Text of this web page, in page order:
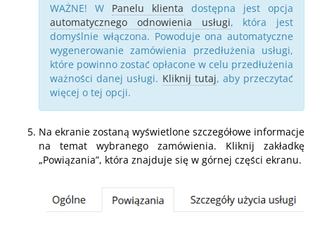
WAŻNE! W Panelu klienta dostępna jest opcja
automatycznego odnowienia usługi, która jest
domyślnie włączona. Powoduje ona automatyczne
wygenerowanie zamówienia przedłużenia usługi,
które powinno zostać opłacone w celu przedłużenia
ważności danej usługi. Kliknij tutaj, aby przeczytać
więcej o tej opcji.
Na ekranie zostaną wyświetlone szczegółowe informacje
na temat wybranego zamówienia. Kliknij zakładkę
„Powiązania”, która znajduje się w górnej części ekranu.